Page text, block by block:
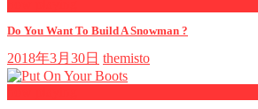
Do You Want To Build A Snowman ?
2018年3月30日 themisto